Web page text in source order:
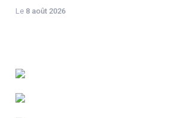
Le 8 août 2026